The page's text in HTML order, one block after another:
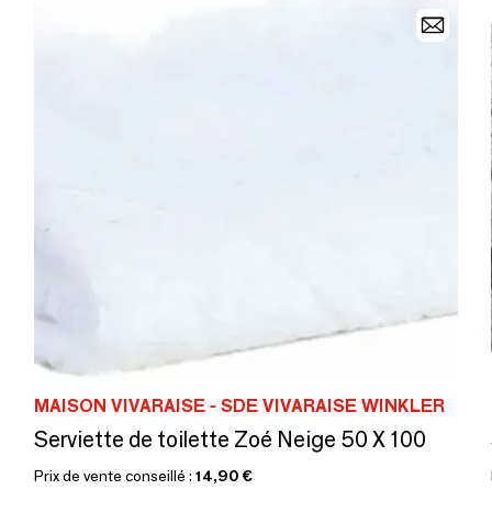
MAISON VIVARAISE - SDE VIVARAISE WINKLER
Serviette de toilette Zoé Neige 50 X 100
Prix de vente conseillé : 14,90 €